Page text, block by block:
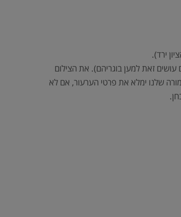
ירד).
זאת למען בוגריהם). את הצילום
שלנו ימלא את פרטי הערעור, אם לא